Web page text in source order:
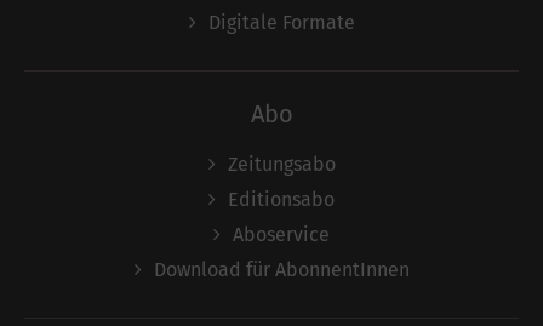
Digitale Formate
Abo
Zeitungsabo
Editionsabo
Aboservice
Download für AbonnentInnen